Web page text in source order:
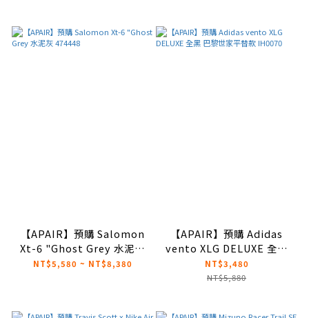
【APAIR】預購 Salomon
Xt-6 "Ghost Grey 水泥灰
474448
NT$5,580 ~ NT$8,380
【APAIR】預購 Adidas
vento XLG DELUXE 全黑
巴黎世家平替款 IH0070
NT$3,480
NT$5,880